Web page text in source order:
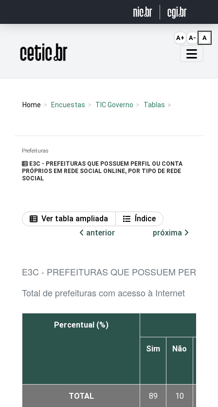
Página inicial
Home Encuestas TIC Governo Tablas
Prefeituras
E3C - PREFEITURAS QUE POSSUEM PERFIL OU CONTA
PRÓPRIOS EM REDE SOCIAL ONLINE, POR TIPO DE REDE
SOCIAL
Ver tabla ampliada
Índice
anterior
próxima
E3C - PREFEITURAS QUE POSSUEM PERFIL
Total de prefeituras com acesso à Internet
Percentual (%)
Sim Não
TOTAL 89 10
A+ A- A